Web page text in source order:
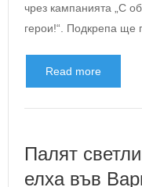
чрез кампанията „С
герои!“. Подкрепа ще
Read more
Палят
елха във